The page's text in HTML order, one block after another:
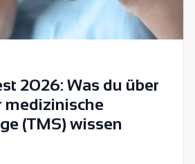
2026: Was du über
medizinische
(TMS) wissen